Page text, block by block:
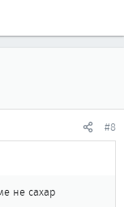
#8
не сахар